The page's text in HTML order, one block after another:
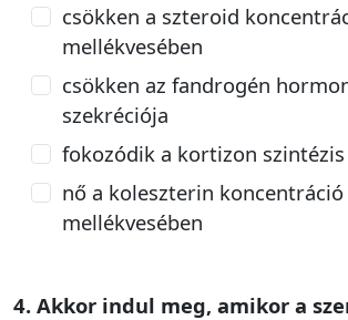
csökken a szteroid
mellékvesében
csökken az fandrogén
szekréciója
fokozódik a kortizon szintézis
nő a koleszterin koncentráció
mellékvesében
4. Akkor indul meg, amikor a